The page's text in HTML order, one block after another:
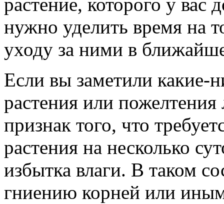
растение, которого у вас
нужно уделить время на
уходу за ними в
Если вы заметили какие-
растения или
признак того, что
растения на несколько
избытка влаги. В таком
гниению корней или